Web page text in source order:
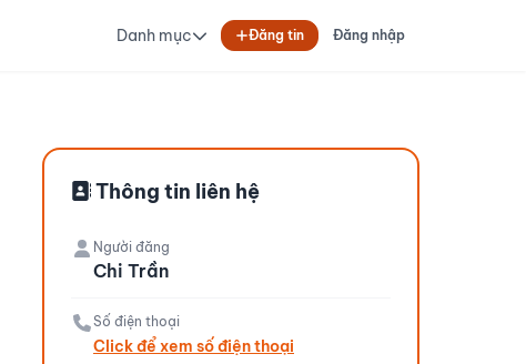
Danh mục Đăng tin Đăng nhập
Thông tin liên hệ
Người đăng
Chi Trần
Số điện thoại
Click để xem số điện thoại